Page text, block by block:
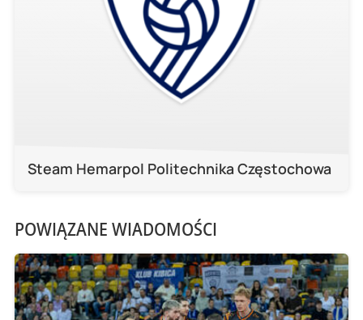
Steam Hemarpol Politechnika Częstochowa
POWIĄZANE WIADOMOŚCI